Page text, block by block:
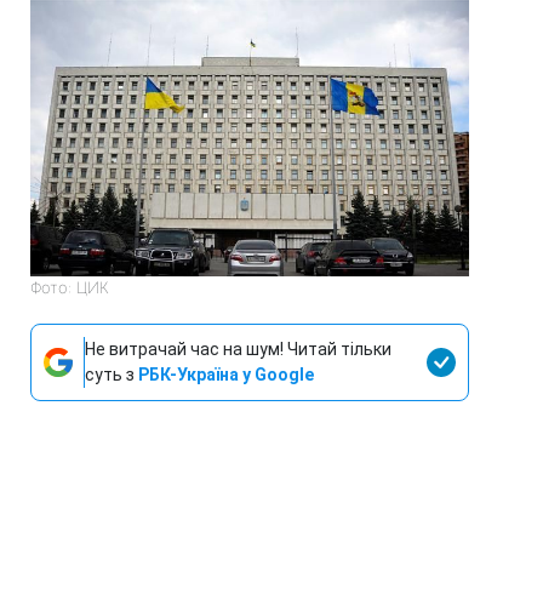
Фото: ЦИК
Не витрачай час на шум! Читай тільки
суть з РБК-Україна у Google